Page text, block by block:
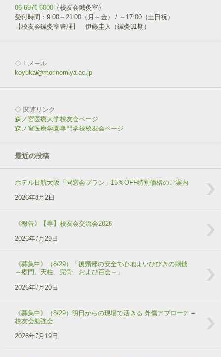
06-6976-6000 （校友会鍼灸室）
受付時間：9:00～21:00（月～金） / ～17:00（土日祝）
【校友会鍼灸室管理】 伊藤圭人（鍼灸31期）
◇ Eメール
koyukai@morinomiya.ac.jp
◇ 関連リンク
森ノ宮医療大学校友会ページ
森ノ宮医療学園専門学校校友会ページ
最近の投稿
ホテル日航大阪「同窓会プラン」15％OFF特別価格のご案内
2026年8月2日
《報告》【専】校友会交流会2026
2026年7月29日
《募集中》（8/29）「後頸部の安全で心地よいひびきの刺鍼
～瘂門、天柱、完骨、および百会～」
2026年7月20日
《募集中》（8/29）明日からの現場で活きる 外傷アプローチ –
校友会勉強会
2026年7月19日